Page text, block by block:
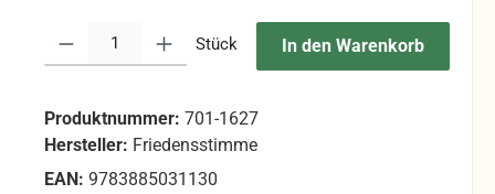
Produkt Anzahl: Gib den gewünschten Wert ein oder benutze
Stück In den Warenkorb
Produktnummer: 701-1627
Hersteller: Friedensstimme
EAN: 9783885031130